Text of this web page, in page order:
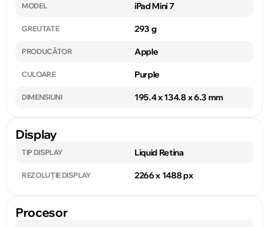
MODEL iPad Mini 7
GREUTATE 293 g
PRODUCĂTOR Apple
CULOARE Purple
DIMENSIUNI 195.4 x 134.8 x 6.3 mm
Display
TIP DISPLAY Liquid Retina
REZOLUȚIE DISPLAY 2266 x 1488 px
Procesor